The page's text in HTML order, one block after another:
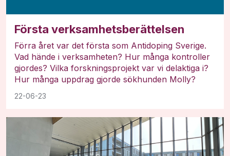
Första verksamhetsberättelsen
22-06-23
Förra året var det första som Antidoping Sverige.
Vad hände i verksamheten? Hur många kontroller
gjordes? Vilka forskningsprojekt var vi delaktiga i?
Hur många uppdrag gjorde sökhunden Molly?